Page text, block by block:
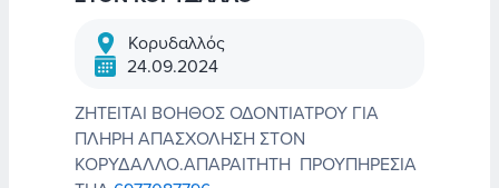
Κορυδαλλός
24.09.2024
ΖΗΤΕΙΤΑΙ ΒΟΗΘΟΣ ΟΔΟΝΤΙΑΤΡΟΥ ΓΙΑ
ΠΛΗΡΗ ΑΠΑΣΧΟΛΗΣΗ ΣΤΟΝ
ΚΟΡΥΔΑΛΛΟ.ΑΠΑΡΑΙΤΗΤΗ ΠΡΟΥΠΗΡΕΣΙΑ